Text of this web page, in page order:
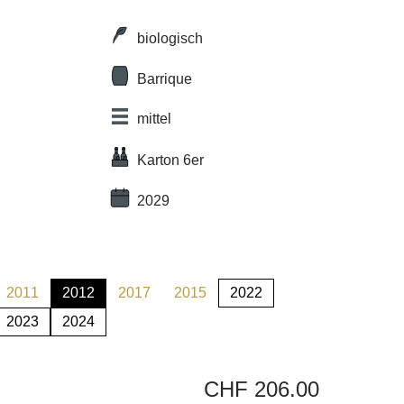
biologisch
Barrique
mittel
Karton 6er
2029
zurzeit nicht verfügbar.)
2011
(Diese Option ist zurzeit nicht verfügbar.)
2012
(Diese Option ist zurzeit nicht verfügbar.)
2017
(Diese Option ist zurzeit nicht verfügbar.)
2015
(Diese Option ist zurzeit nicht
2022
2023
2024
CHF 206.00